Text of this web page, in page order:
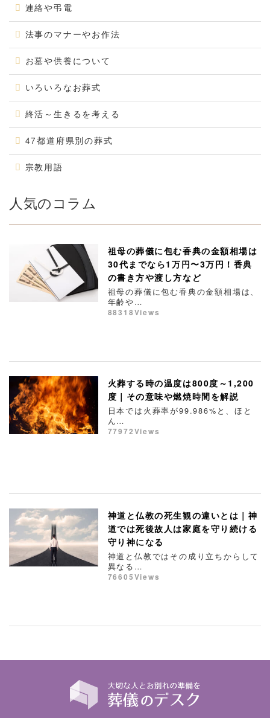
連絡や弔電
法事のマナーやお作法
お墓や供養について
いろいろなお葬式
終活～生きるを考える
47都道府県別の葬式
宗教用語
人気のコラム
祖母の葬儀に包む香典の金額相場は
30代までなら1万円〜3万円！香典
の書き方や渡し方など
祖母の葬儀に包む香典の金額相場は、
年齢や…
88318Views
火葬する時の温度は800度～1,200
度｜その意味や燃焼時間を解説
日本では火葬率が99.986%と、ほと
ん…
77972Views
神道と仏教の死生観の違いとは｜神
道では死後故人は家庭を守り続ける
守り神になる
神道と仏教ではその成り立ちからして
異なる…
76605Views